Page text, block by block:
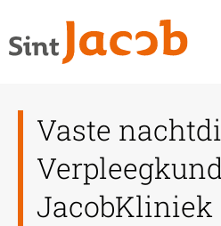
Vaste
JacobKliniek